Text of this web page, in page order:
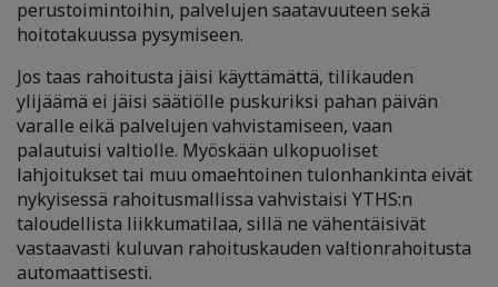
perustoimintoihin, palvelujen saatavuuteen sekä
hoitotakuussa pysymiseen.
Jos taas rahoitusta jäisi käyttämättä, tilikauden
ylijäämä ei jäisi säätiölle puskuriksi pahan päivän
varalle eikä palvelujen vahvistamiseen, vaan
palautuisi valtiolle. Myöskään ulkopuoliset
lahjoitukset tai muu omaehtoinen tulonhankinta eivät
nykyisessä rahoitusmallissa vahvistaisi YTHS:n
taloudellista liikkumatilaa, sillä ne vähentäisivät
vastaavasti kuluvan rahoituskauden valtionrahoitusta
automaattisesti.